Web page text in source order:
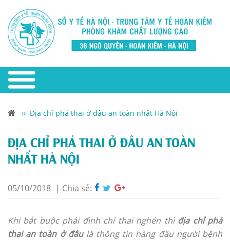
›› Địa chỉ phá thai ở đâu an toàn nhất Hà Nội
ĐỊA CHỈ PHÁ THAI Ở ĐÂU AN TOÀN
NHẤT HÀ NỘI
05/10/2018 | Chia sẻ:
Khi bắt buộc phải đình chỉ thai nghén thì địa chỉ phá
thai an toàn ở đâulà thông tin hàng đầu người bệnh